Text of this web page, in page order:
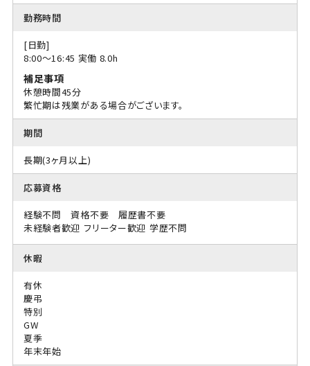
勤務時間
[日勤]
8:00〜16:45 実働 8.0h
補足事項
休憩時間45分
繁忙期は残業がある場合がございます。
期間
長期(3ヶ月以上)
応募資格
経験不問 資格不要 履歴書不要
未経験者歓迎 フリーター歓迎 学歴不問
休暇
有休
慶弔
特別
GW
夏季
年末年始